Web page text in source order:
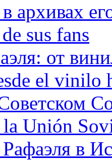
архивах
sus fans
от
el vinilo
la Unión
в